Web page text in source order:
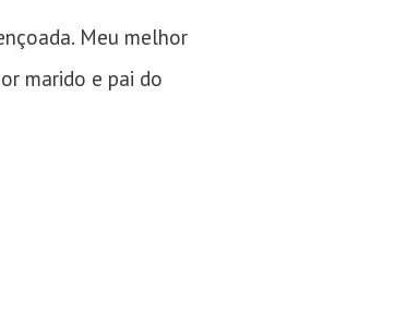
Meu melhor
marido e pai do